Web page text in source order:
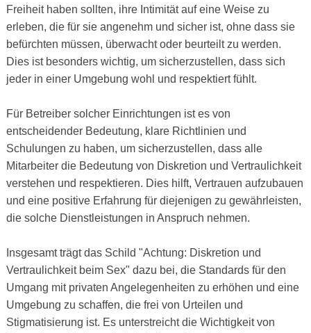
Freiheit haben sollten, ihre Intimität auf eine Weise zu
erleben, die für sie angenehm und sicher ist, ohne dass sie
befürchten müssen, überwacht oder beurteilt zu werden.
Dies ist besonders wichtig, um sicherzustellen, dass sich
jeder in einer Umgebung wohl und respektiert fühlt.
Für Betreiber solcher Einrichtungen ist es von
entscheidender Bedeutung, klare Richtlinien und
Schulungen zu haben, um sicherzustellen, dass alle
Mitarbeiter die Bedeutung von Diskretion und Vertraulichkeit
verstehen und respektieren. Dies hilft, Vertrauen aufzubauen
und eine positive Erfahrung für diejenigen zu gewährleisten,
die solche Dienstleistungen in Anspruch nehmen.
Insgesamt trägt das Schild "Achtung: Diskretion und
Vertraulichkeit beim Sex" dazu bei, die Standards für den
Umgang mit privaten Angelegenheiten zu erhöhen und eine
Umgebung zu schaffen, die frei von Urteilen und
Stigmatisierung ist. Es unterstreicht die Wichtigkeit von